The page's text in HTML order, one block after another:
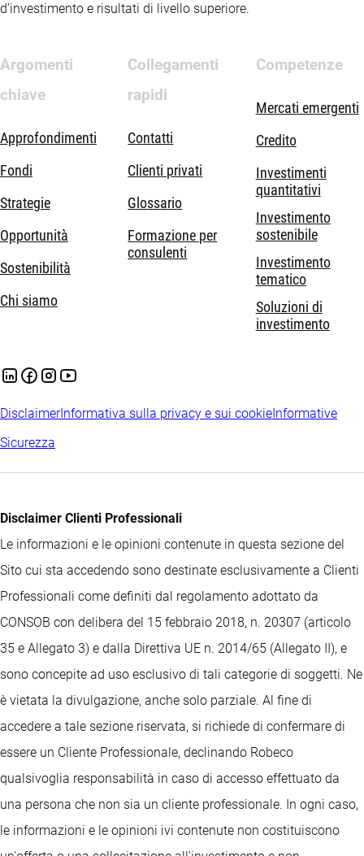
d’investimento e risultati di livello superiore.
Argomenti
chiave
Approfondimenti
Fondi
Strategie
Opportunità
Sostenibilità
Chi siamo
Collegamenti
rapidi
Contatti
Clienti privati
Glossario
Formazione per
consulenti
Competenze
Mercati emergenti
Credito
Investimenti
quantitativi
Investimento
sostenibile
Investimento
tematico
Soluzioni di
investimento
DisclaimerInformativa sulla privacy e sui cookieInformative
Sicurezza
Disclaimer Clienti Professionali
Le informazioni e le opinioni contenute in questa sezione del
Sito cui sta accedendo sono destinate esclusivamente a Clienti
Professionali come definiti dal regolamento adottato da
CONSOB con delibera del 15 febbraio 2018, n. 20307 (articolo
35 e Allegato 3) e dalla Direttiva UE n. 2014/65 (Allegato II), e
sono concepite ad uso esclusivo di tali categorie di soggetti. Ne
è vietata la divulgazione, anche solo parziale. Al fine di
accedere a tale sezione riservata, si richiede di confermare di
essere un Cliente Professionale, declinando Robeco
qualsivoglia responsabilità in caso di accesso effettuato da
una persona che non sia un cliente professionale. In ogni caso,
le informazioni e le opinioni ivi contenute non costituiscono